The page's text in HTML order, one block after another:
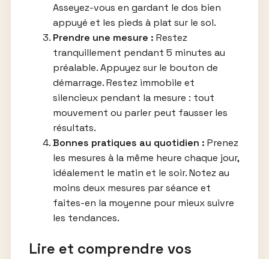
Asseyez-vous en gardant le dos bien
appuyé et les pieds à plat sur le sol.
Prendre une mesure : Restez
tranquillement pendant 5 minutes au
préalable. Appuyez sur le bouton de
démarrage. Restez immobile et
silencieux pendant la mesure : tout
mouvement ou parler peut fausser les
résultats.
Bonnes pratiques au quotidien : Prenez
les mesures à la même heure chaque jour,
idéalement le matin et le soir. Notez au
moins deux mesures par séance et
faites-en la moyenne pour mieux suivre
les tendances.
Lire et comprendre vos